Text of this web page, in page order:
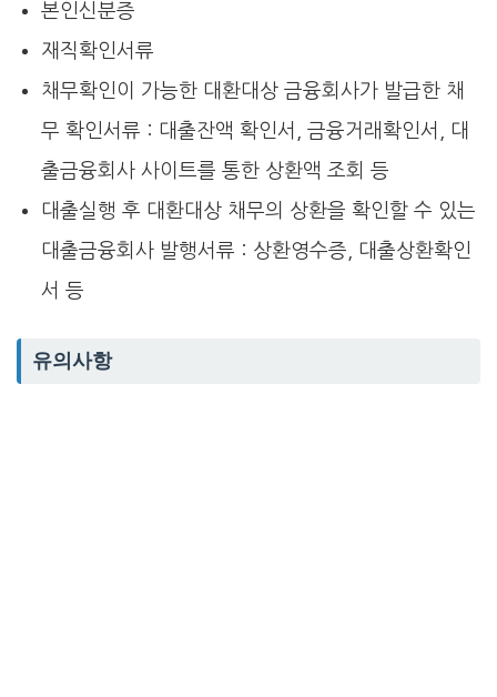
본인신분증
재직확인서류
채무확인이 가능한 대환대상 금융회사가 발급한 채
무 확인서류 : 대출잔액 확인서, 금융거래확인서, 대
출금융회사 사이트를 통한 상환액 조회 등
대출실행 후 대환대상 채무의 상환을 확인할 수 있는
대출금융회사 발행서류 : 상환영수증, 대출상환확인
서 등
유의사항